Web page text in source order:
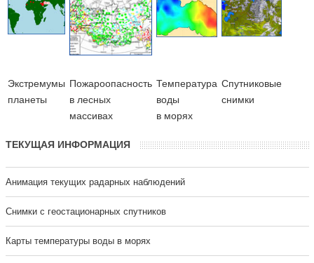
Экстремумы
планеты
Пожароопасность
в лесных
массивах
Температура
воды
в морях
Cпутниковые
снимки
ТЕКУЩАЯ ИНФОРМАЦИЯ
Анимация текущих радарных наблюдений
Cнимки с геостационарных спутников
Карты температуры воды в морях